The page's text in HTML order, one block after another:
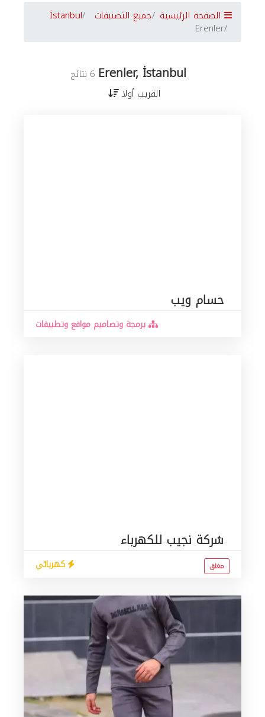
الصفحة الرئيسية جميع التصنيفات İstanbul
Erenler
Erenler, İstanbul 6 نتائج
القريب أولا
حسام ويب
برمجة وتصاميم مواقع وتطبيقات
شركة نجيب للكهرباء
كهربائي مغلق